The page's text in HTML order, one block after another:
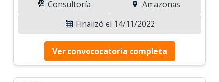
Consultoría
Amazonas
Finalizó el 14/11/2022
Ver convococatoria completa